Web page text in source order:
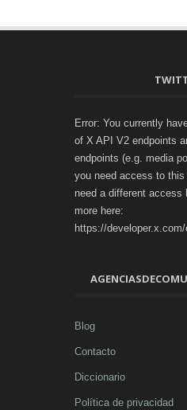
Error: You currently
of X API V2 endpoints
endpoints (e.g. media
you need access to
need a different access
more here:
https://
Blog
Contacto
Diccionario
Política de privacidad